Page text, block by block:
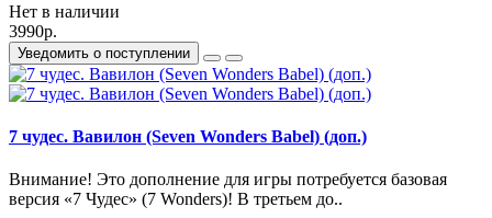
Нет в наличии
3990р.
Уведомить о поступлении
7 чудес. Вавилон (Seven Wonders Babel) (доп.)
Внимание! Это дополнение для игры потребуется базовая
версия «7 Чудес» (7 Wonders)! В третьем до..